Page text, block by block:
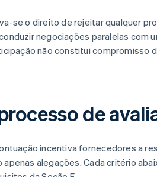
se o direito de rejeitar qualquer
negociações paralelas com
não constitui compromisso
de
incentiva fornecedores a
apenas alegações. Cada critério